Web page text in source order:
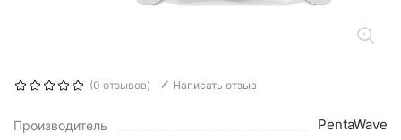
(0 отзывов) Написать отзыв
Производитель PentaWave